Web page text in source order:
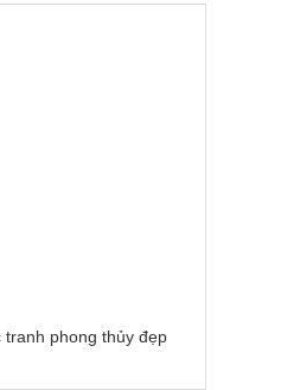
phong thủy đẹp